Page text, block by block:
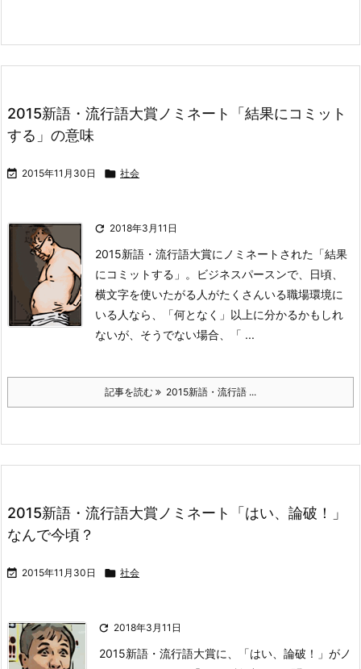
2015新語・流行語大賞ノミネート「結果にコミット
する」の意味
 2015年11月30日  社会
 2018年3月11日
2015新語・流行語大賞にノミネートされた「結果
にコミットする」。
ビジネスパースンで、日頃、
横文字を使いたがる人がたくさんいる職場環境に
いる人なら、「何となく」以上に分かるかもしれ
ないが、そうでない場合、
「 ...
記事を読む 2015新語・流行語 ...
2015新語・流行語大賞ノミネート「はい、論破！」
なんで今頃？
 2015年11月30日  社会
 2018年3月11日
2015新語・流行語大賞に、「はい、論破！」がノ